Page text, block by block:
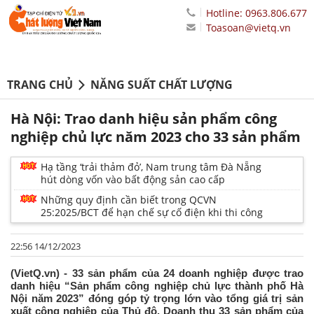
Hotline: 0963.806.677
Toasoan@vietq.vn
TRANG CHỦ NĂNG SUẤT CHẤT LƯỢNG
Hà Nội: Trao danh hiệu sản phẩm công
nghiệp chủ lực năm 2023 cho 33 sản phẩm
Hạ tầng ‘trải thảm đỏ’, Nam trung tâm Đà Nẵng
hút dòng vốn vào bất động sản cao cấp
Những quy định cần biết trong QCVN
25:2025/BCT để hạn chế sự cố điện khi thi công
22:56 14/12/2023
(VietQ.vn) - 33 sản phẩm của 24 doanh nghiệp được trao
danh hiệu “Sản phẩm công nghiệp chủ lực thành phố Hà
Nội năm 2023” đóng góp tỷ trọng lớn vào tổng giá trị sản
xuất công nghiệp của Thủ đô. Doanh thu 33 sản phẩm của